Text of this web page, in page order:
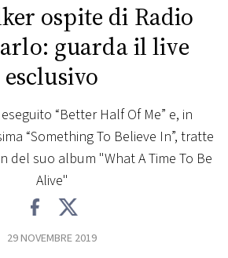
ospite di Radio
guarda il live
esclusivo
“Better Half Of Me” e, in
“Something To Believe In”, tratte
del suo album "What A Time To Be
Alive"
29 NOVEMBRE 2019